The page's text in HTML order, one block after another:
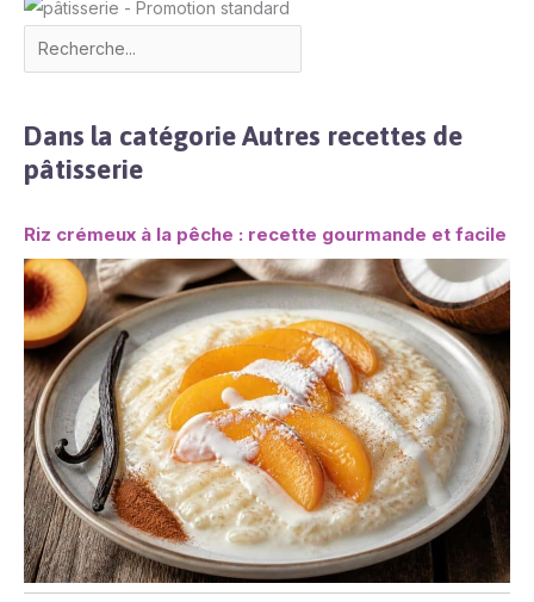
Dans la catégorie Autres recettes de
pâtisserie
Riz crémeux à la pêche : recette gourmande et facile